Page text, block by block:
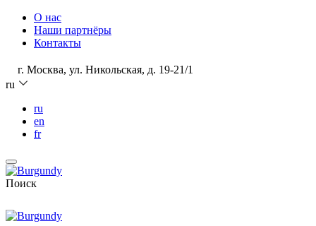
О нас
Наши партнёры
Контакты
г. Москва, ул. Никольская, д. 19-21/1
ru
ru
en
fr
Поиск